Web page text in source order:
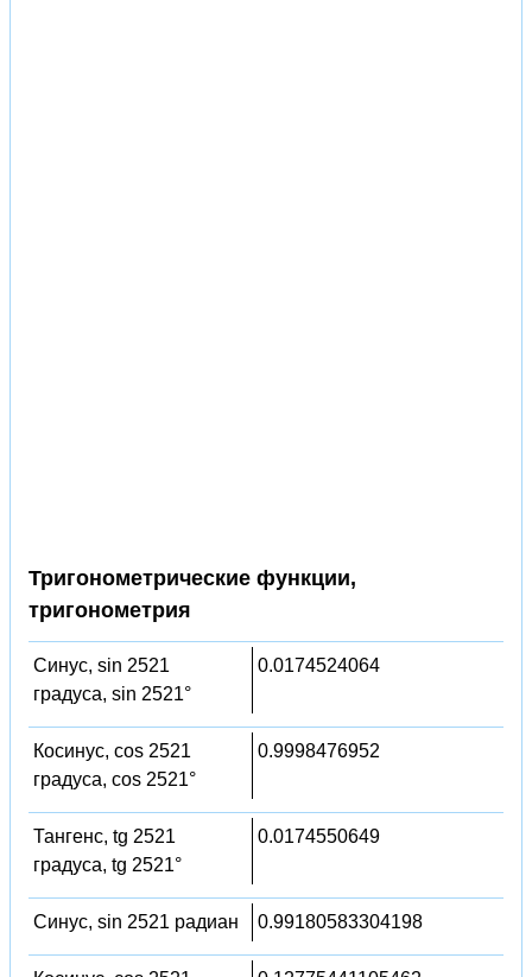
Тригонометрические функции,
тригонометрия
Синус, sin 2521
градуса, sin 2521°
0.0174524064
Косинус, cos 2521
градуса, cos 2521°
0.9998476952
Тангенс, tg 2521
градуса, tg 2521°
0.0174550649
Синус, sin 2521 радиан 0.99180583304198